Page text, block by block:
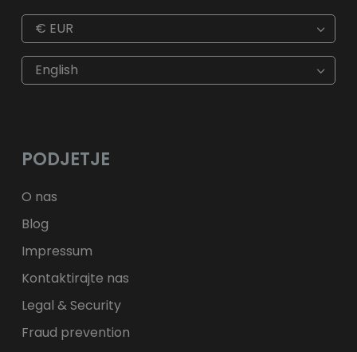
€ EUR
€ EUR
$ USD
ft HUF
zł PLN
fr. CHF
English
PODJETJE
O nas
Blog
Impressum
Kontaktirajte nas
Legal & Security
Fraud prevention